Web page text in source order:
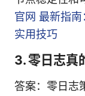
官网 最新指
实用技巧
3. 零日志真
答案：零日志